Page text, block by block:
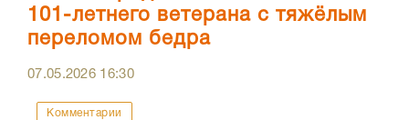
101-летнего ветерана с тяжёлым
переломом бедра
07.05.2026 16:30
Комментарии